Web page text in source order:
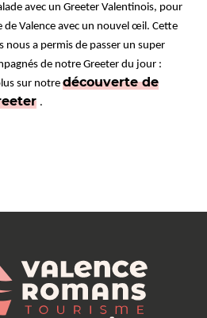
avec un Greeter Valentinois, pour
Valence avec un nouvel œil. Cette
nous a permis de passer un super
de notre Greeter du jour :
sur notre découverte de
.